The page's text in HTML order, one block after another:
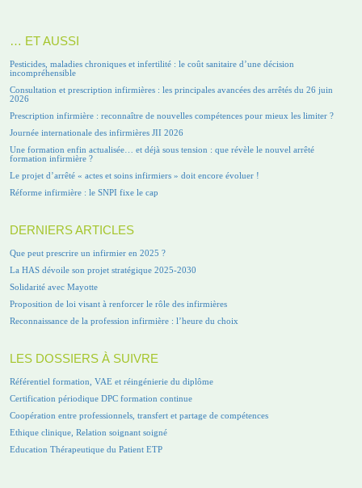
… ET AUSSI
Pesticides, maladies chroniques et infertilité : le coût sanitaire d’une décision
incompréhensible
Consultation et prescription infirmières : les principales avancées des arrêtés du 26 juin
2026
Prescription infirmière : reconnaître de nouvelles compétences pour mieux les limiter ?
Journée internationale des infirmières JII 2026
Une formation enfin actualisée… et déjà sous tension : que révèle le nouvel arrêté
formation infirmière ?
Le projet d’arrêté « actes et soins infirmiers » doit encore évoluer !
Réforme infirmière : le SNPI fixe le cap
DERNIERS ARTICLES
Que peut prescrire un infirmier en 2025 ?
La HAS dévoile son projet stratégique 2025-2030
Solidarité avec Mayotte
Proposition de loi visant à renforcer le rôle des infirmières
Reconnaissance de la profession infirmière : l’heure du choix
LES DOSSIERS À SUIVRE
Référentiel formation, VAE et réingénierie du diplôme
Certification périodique DPC formation continue
Coopération entre professionnels, transfert et partage de compétences
Ethique clinique, Relation soignant soigné
Education Thérapeutique du Patient ETP